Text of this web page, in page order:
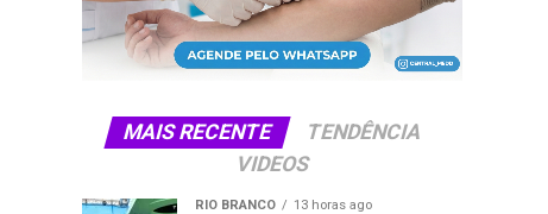
MAIS RECENTE
TENDÊNCIA
VIDEOS
RIO BRANCO 13 horas ago